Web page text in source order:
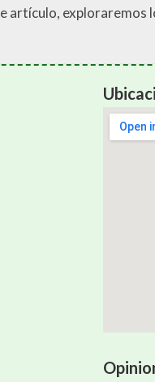
artículo,